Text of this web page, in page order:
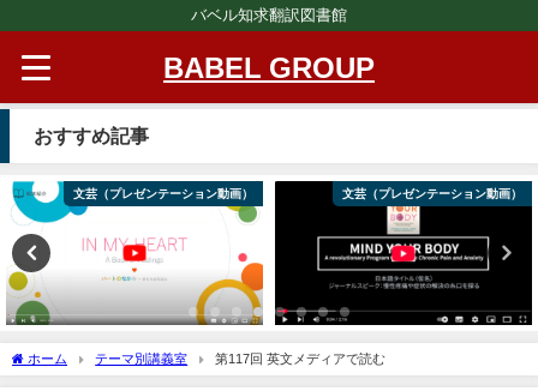
バベル知求翻訳図書館
BABEL GROUP
おすすめ記事
文芸（プレゼンテーション動画） 文芸（プレゼンテーション動画）
ホーム テーマ別講義室 第117回 英文メディアで読む